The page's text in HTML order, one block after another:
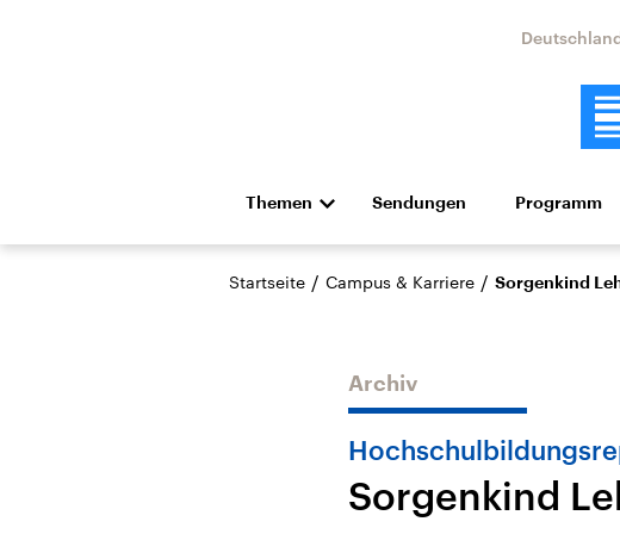
Themen
Die Nachrichten Politik Wirtschaft
Hörspiel und Feature Musik
Aktuelle Beiträge,
Nahostkonflikt
Sendungen Programm
Startseite / Campus & Karriere / Sorgenkind
Archiv
Sorgenkind